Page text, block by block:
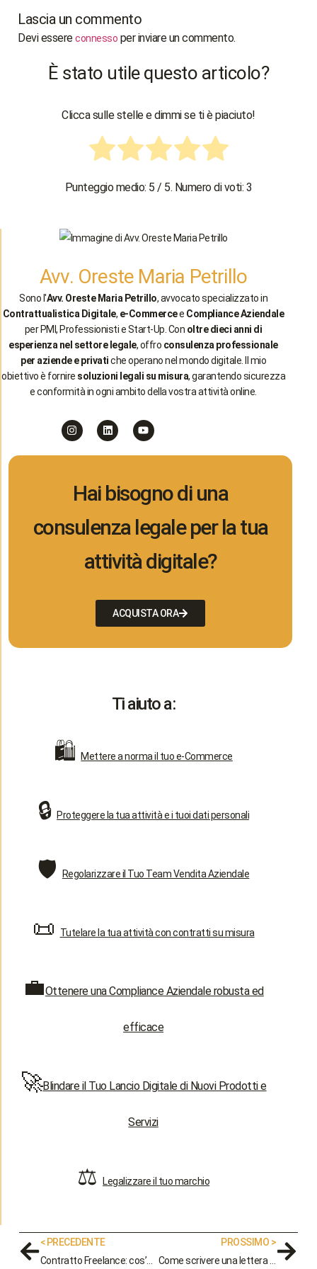
Lascia un commento
Devi essereconnesso per inviare un commento.
È stato utile questo articolo?
Clicca sulle stelle e dimmi se ti è piaciuto!
Punteggio medio: 5 / 5. Numero di voti: 3
Avv. Oreste Maria Petrillo
Sono l'Avv. Oreste Maria Petrillo, avvocato specializzato in
Contrattualistica Digitale, e-Commercee Compliance Aziendale
per PMI, Professionisti e Start-Up. Con oltre dieci anni di
esperienza nel settore legale, offro consulenza professionale
per aziende e privatiche operano nel mondo digitale. Il mio
obiettivo è fornire soluzioni legali su misura, garantendo sicurezza
e conformità in ogni ambito della vostra attività online.
Hai bisogno di una
consulenza legale per la tua
attività digitale?
ACQUISTA ORA
Ti aiuto a:
🛍️Mettere a norma il tuo e-Commerce
🔒Proteggere la tua attività e i tuoi dati personali
🛡️ Regolarizzare il Tuo Team Vendita Aziendale
📜 Tutelare la tua attività con contratti su misura
💼Ottenere una Compliance Aziendale robusta ed
efficace
🚀Blindare il Tuo Lancio Digitale di Nuovi Prodotti e
Servizi
⚖️Legalizzare il tuo marchio
< PRECEDENTE
Contratto Freelance: cos’è e perché è importante nel 2026
PROSSIMO >
Come scrivere una lettera per disdetta di contratto: le 3 regole da non dimenticare + PDF di esempio